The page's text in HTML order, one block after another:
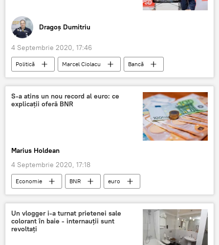
Dragoș Dumitriu
4 Septembrie 2020, 17:46
Politică Marcel Ciolacu
Bancă
România
S-a atins un nou record al euro: ce
explicații oferă BNR
Marius Holdean
4 Septembrie 2020, 17:18
Economie BNR euro
Un vlogger i-a turnat prietenei sale
colorant în baie - internauții sunt
revoltați